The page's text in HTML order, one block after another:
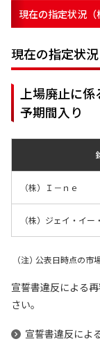
現在の指定状況（
現在の指定状況
上場廃止に
予期間入り
（株）Ｉ－ｎｅ
（株）ジェイ・イー
公表日時点の市
宣誓書違反による
さい。
宣誓書違反によ